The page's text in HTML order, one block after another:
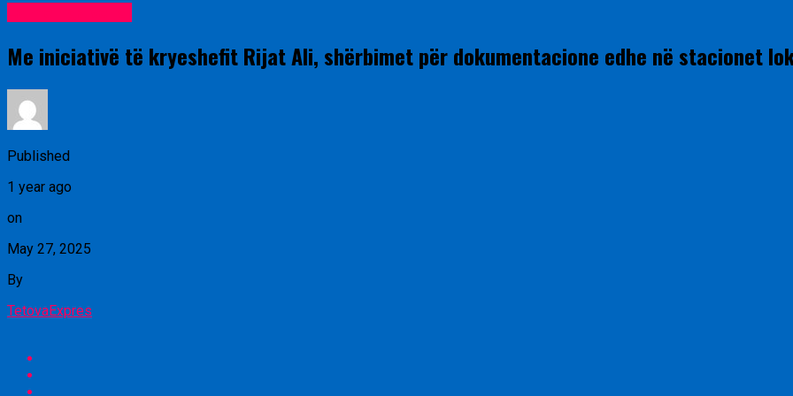
Me iniciativë të kryeshefit Rijat Ali, shërbimet për dokumentacione edhe në stacionet
Published
1 year ago
on
May 27, 2025
By
TetovaExpres